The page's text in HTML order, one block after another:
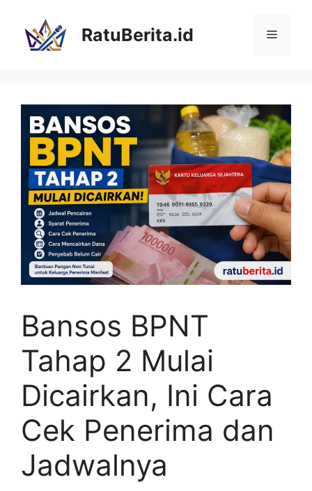
RatuBerita.id Menu
Bansos BPNT
Tahap 2 Mulai
Dicairkan, Ini Cara
Cek Penerima dan
Jadwalnya